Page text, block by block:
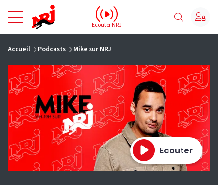
NRJ - Accueil
Ecouter NRJ
Accueil Podcasts Mike sur NRJ
Ecouter